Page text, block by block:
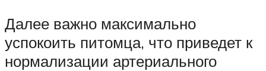
Далее важно максимально
успокоить питомца, что приведет к
нормализации артериального